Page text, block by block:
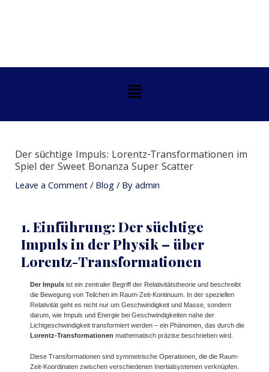
Menu
Der süchtige Impuls: Lorentz-Transformationen im
Spiel der Sweet Bonanza Super Scatter
Leave a Comment/Blog/ Byadmin
1. Einführung: Der süchtige
Impuls in der Physik – über
Lorentz-Transformationen
Der Impulsist ein zentraler Begriff der Relativitätstheorie und beschreibt
die Bewegung von Teilchen im Raum-Zeit-Kontinuum. In der speziellen
Relativität geht es nicht nur um Geschwindigkeit und Masse, sondern
darum, wie Impuls und Energie bei Geschwindigkeiten nahe der
Lichtgeschwindigkeit transformiert werden – ein Phänomen, das durch die
Lorentz-Transformationen mathematisch präzise beschrieben wird.
Diese Transformationen sind symmetrische Operationen, die die Raum-
Zeit-Koordinaten zwischen verschiedenen Inertialsystemen verknüpfen.